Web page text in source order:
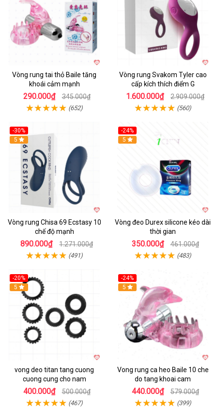
Vòng rung tai thỏ Baile tăng
khoái cảm mạnh
290.000₫ 345.000₫
(652)
Vòng rung Svakom Tyler cao
cấp kích thích điểm G
1.600.000₫ 2.909.000₫
(560)
-30%
Hot
5
Vòng rung Chisa 69 Ecstasy 10
chế độ mạnh
890.000₫ 1.271.000₫
(491)
-24%
5
Vòng đeo Durex silicone kéo dài
thời gian
350.000₫ 461.000₫
(483)
-20%
Hot
5
vong deo titan tang cuong
cuong cung cho nam
400.000₫ 500.000₫
(467)
-24%
5
Vong rung ca heo Baile 10 che
do tang khoai cam
440.000₫ 579.000₫
(399)